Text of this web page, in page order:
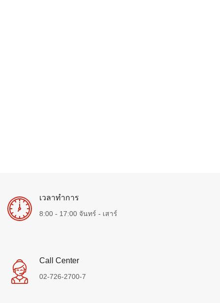
เวลาทำการ
8:00 - 17:00 จันทร์ - เสาร์
Call Center
02-726-2700-7